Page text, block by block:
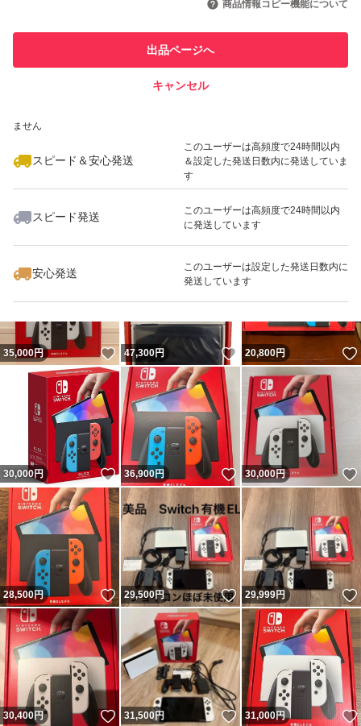
での取引実績があります
ません
スピード＆安心発送
このユーザーは高頻度で24時間以内
＆設定した発送日数内に発送していま
す
スピード発送
このユーザーは高頻度で24時間以内
に発送しています
安心発送
このユーザーは設定した発送日数内に
発送しています
商品情報コピー機能について
出品ページへ
キャンセル
いいね！
45,000
35,000円 いいね！
47,300円 いいね！
20,800円
30,000円 いいね！
36,900円 いいね！
30,000円
28,500円 いいね！
29,500円 いいね！
29,999円
30,400円 いいね！
31,500 円 いいね！
31,000円